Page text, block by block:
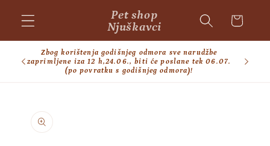
content
Pet shop
Njuškavci
Cart
Zbog korištenja godišnjeg odmora sve narudžbe
zaprimljene iza 12 h,24.06., biti će poslane tek 06.07.
(po povratku s godišnjeg odmora)!
product
information